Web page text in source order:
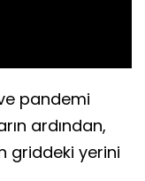
pandemi
ardından,
griddeki yerini